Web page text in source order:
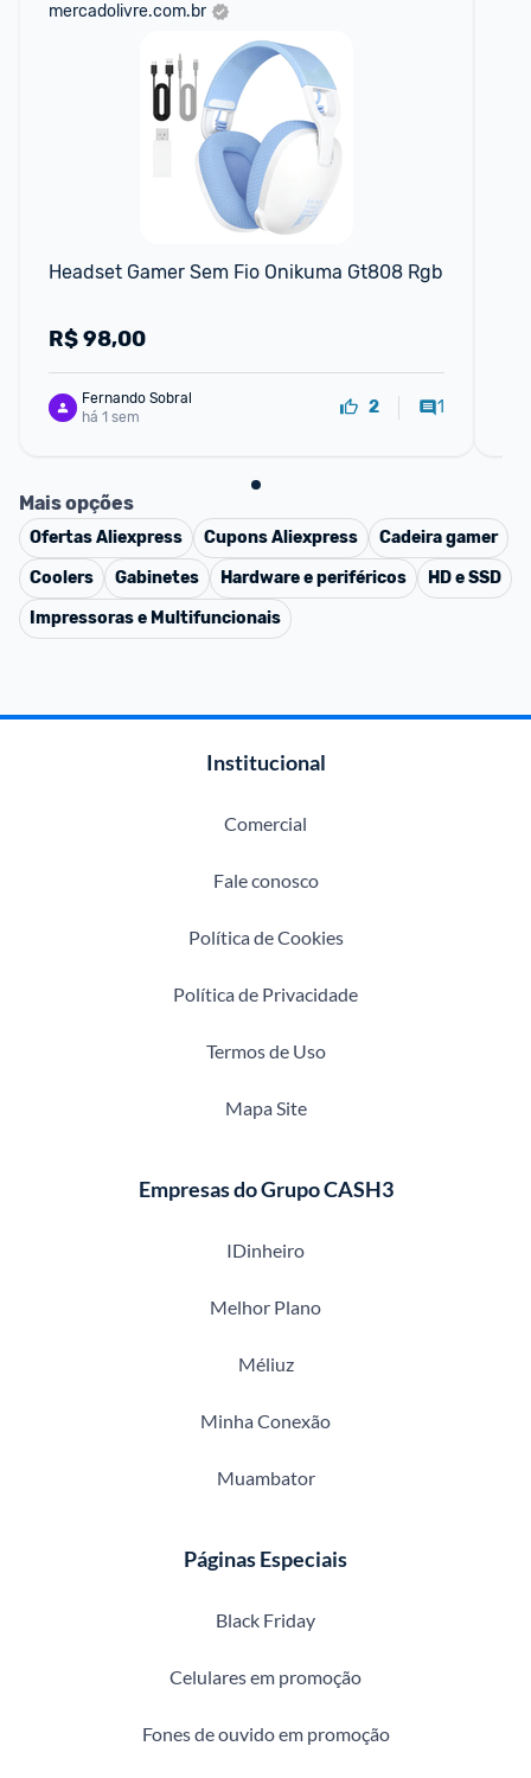
mercadolivre.com.br
Headset Gamer Sem Fio Onikuma Gt808 Rgb
R$98,00
Fernando Sobral
há 1 sem
2 1
Mais opções
OfertasAliexpress CuponsAliexpress
Cadeira gamer
Coolers
Gabinetes Hardware e periféricos
HD e SSD
Impressoras e Multifuncionais
Institucional
Comercial
Fale conosco
Política de Cookies
Política de Privacidade
Termos de Uso
Mapa Site
Empresas do Grupo CASH3
IDinheiro
Melhor Plano
Méliuz
Minha Conexão
Muambator
Páginas Especiais
Black Friday
Celulares em promoção
Fones de ouvido em promoção